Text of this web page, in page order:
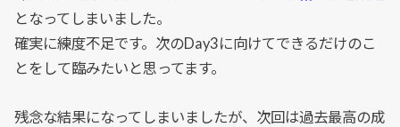
となってしまいました。
確実に練度不足です。次のDay3に向けてできるだけのこ
とをして臨みたいと思ってます。
残念な結果になってしまいましたが、次回は過去最高の成